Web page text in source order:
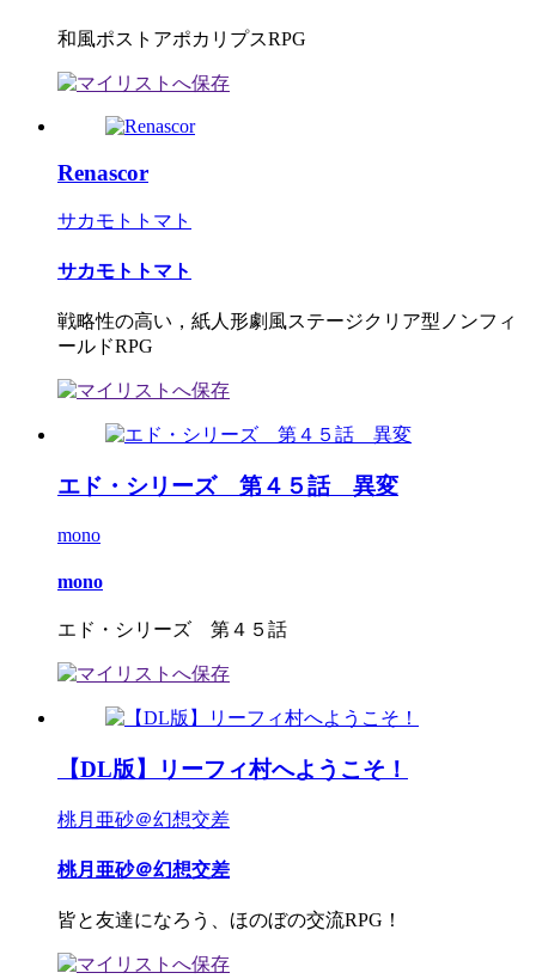
和風ポストアポカリプスRPG
Renascor
サカモトトマト
サカモトトマト
戦略性の高い，紙人形劇風ステージクリア型ノンフィ
ールドRPG
エド・シリーズ 第４５話 異変
mono
mono
エド・シリーズ 第４５話
【DL版】リーフィ村へようこそ！
桃月亜砂＠幻想交差
桃月亜砂＠幻想交差
皆と友達になろう、ほのぼの交流RPG！